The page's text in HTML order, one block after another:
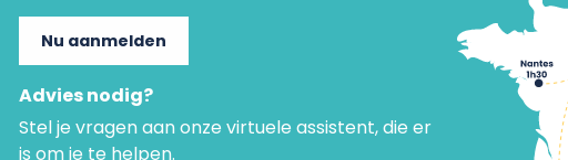
Nu aanmelden
Advies nodig?
Stel je vragen aan onze virtuele assistent, die er
is om je te helpen.